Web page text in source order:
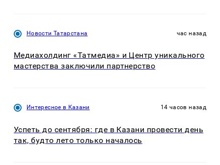
Новости Татарстана час назад
Медиахолдинг «Татмедиа» и Центр уникального
мастерства заключили партнерство
Интересное в Казани 14 часов назад
Успеть до сентября: где в Казани провести день
так, будто лето только началось